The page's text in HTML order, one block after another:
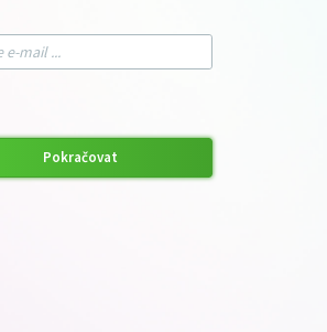
Pokračovat